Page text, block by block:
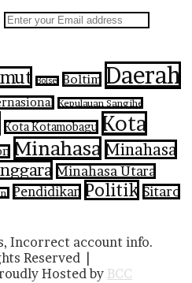
Bolsel Boltim Daerah
Kepulauan Sangihe
Kota Kotamobagu Kota
Minahasa Minahasa
Minahasa Utara
Pendidikan Politik Sitaro
Incorrect account info.
Reserved |
Hosted by BCC